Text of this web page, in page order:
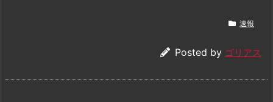
速報
Posted by ゴリアス